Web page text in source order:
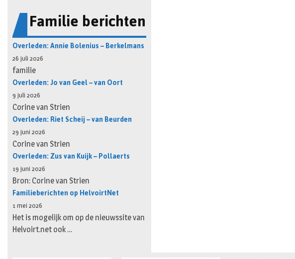
Familie berichten
Overleden: Annie Bolenius – Berkelmans
26 juli 2026
familie
Overleden: Jo van Geel – van Oort
9 juli 2026
Corine van Strien
Overleden: Riet Scheij – van Beurden
29 juni 2026
Corine van Strien
Overleden: Zus van Kuijk – Pollaerts
19 juni 2026
Bron: Corine van Strien
Familieberichten op HelvoirtNet
1 mei 2026
Het is mogelijk om op de nieuwssite van
Helvoirt.net ook …